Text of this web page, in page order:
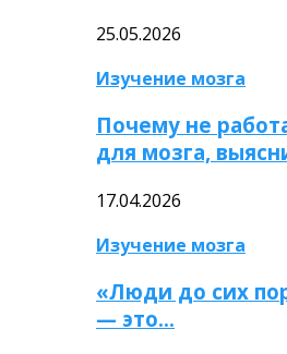
25.05.2026
Изучение мозга
Почему не
для мозга,
17.04.2026
Изучение мозга
«Люди до сих
— это…